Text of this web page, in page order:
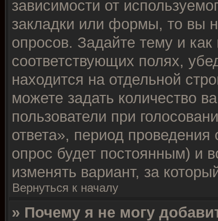
зависимости от
закладки или формы, то вы
опросов. Задайте тему и
соответствующих полях,
находится на отдельной
можете задать количество
пользователи при
ответа», период проведения
опрос будет постоянным) и
изменять вариант, за
Вернуться к началу
» Почему я не могу